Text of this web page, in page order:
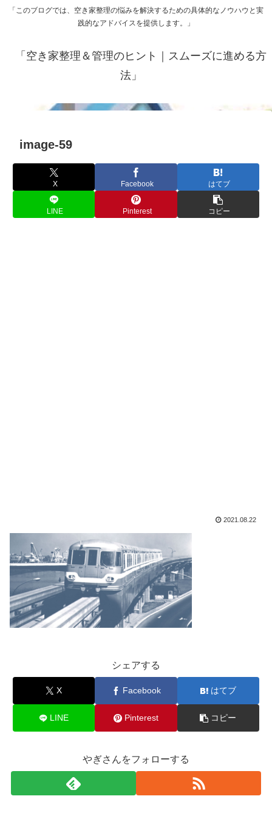
「このブログでは、空き家整理の悩みを解決するための具体的なノウハウと実
践的なアドバイスを提供します。」
「空き家整理＆管理のヒント｜スムーズに進める方
法」
image-59
X Facebook はてブ
LINE Pinterest コピー
2021.08.22
シェアする
X Facebook はてブ
LINE Pinterest コピー
やぎさんをフォローする